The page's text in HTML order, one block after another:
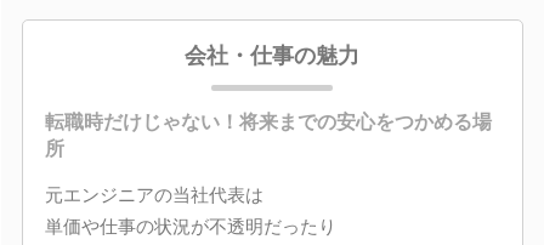
会社・仕事の魅力
転職時だけじゃない！将来までの安心をつかめる場
所
元エンジニアの当社代表は
単価や仕事の状況が不透明だったり